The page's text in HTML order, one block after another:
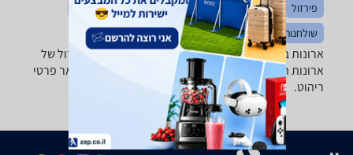
פירזול ארונות אמבטיה חדרי שינה
מוצרי עיצוב לבית
שולחנות ופינות אוכל
מזנונים ושולחנות טלוויזיה
ארונות בגדים, שידות וכונניות - ‏עץ MDF ‏נפתח מבחר גדול של
ארונות הזזה, ארונות בגדים, שידות, מזנונים, כוורות ושאר פרטי
ריהוט.